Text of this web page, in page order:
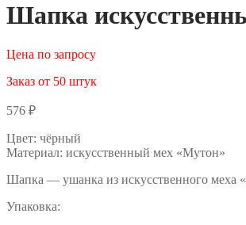
Шапка
Цена по запросу
Заказ от 50 штук
576 ₽
Цвет: чёрный
Материал: искусственный мех «Мутон»
Шапка — ушанка из искусственного меха
Упаковка: